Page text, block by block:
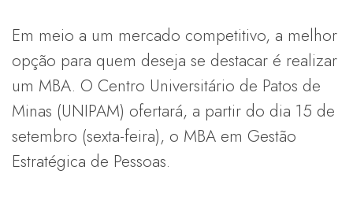
Em meio a um mercado competitivo, a melhor
opção para quem deseja se destacar é realizar
um MBA. O Centro Universitário de Patos de
Minas (UNIPAM) ofertará, a partir do dia 15 de
setembro (sexta-feira), o MBA em Gestão
Estratégica de Pessoas.